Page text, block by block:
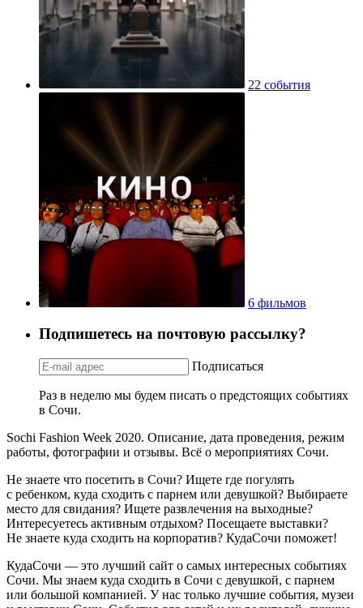
22 события
6 фильмов
Подпишетесь на почтовую рассылку?
Подписаться
Раз в неделю мы будем писать о предстоящих событиях
в Сочи.
Sochi Fashiоn Week 2020. Описание, дата проведения, режим
работы, фотографии и отзывы. Всё о мероприятиях Сочи.
Не знаете что посетить в Сочи? Ищете где погулять
с ребенком, куда сходить с парнем или девушкой? Выбираете
место для свидания? Ищете развлечения на выходные?
Интересуетесь активным отдыхом? Посещаете выставки?
Не знаете куда сходить на корпоратив? КудаСочи поможет!
КудаСочи — это лучший сайт о самых интересных событиях
Сочи. Мы знаем куда сходить в Сочи с девушкой, с парнем
или большой компанией. У нас только лучшие события, музеи